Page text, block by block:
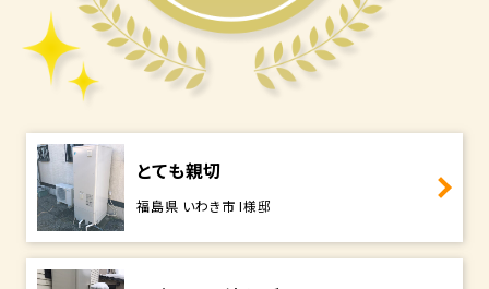
とても親切
福島県 いわき市 I様邸